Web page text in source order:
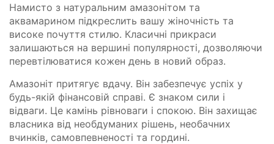
Намисто з натуральним амазонітом та
аквамарином підкреслить вашу жіночність та
високе почуття стилю. Класичні прикраси
залишаються на вершині популярності, дозволяючи
перевтілюватися кожен день в новий образ.
Амазоніт притягує вдачу. Він забезпечує успіх у
будь-якій фінансовій справі. Є знаком сили і
відваги. Це камінь рівноваги і спокою. Він захищає
власника від необдуманих рішень, необачних
вчинків, самовпевненості та гордині.